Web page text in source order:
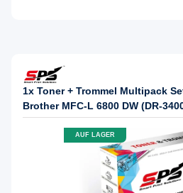
1x Toner + Trommel Multipack
Brother MFC-L 6800 DW (DR-
AUF LAGER